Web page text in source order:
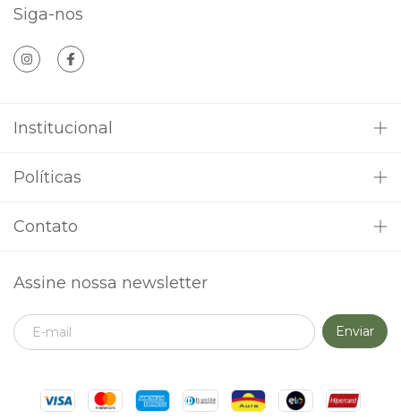
Siga-nos
Institucional
Políticas
Contato
Assine nossa newsletter